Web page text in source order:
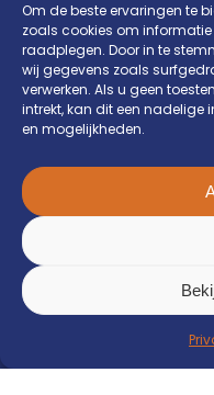
Om de beste ervaringen te
zoals cookies om
raadplegen. Door in te
wij gegevens zoals
verwerken. Als u geen
intrekt, kan dit een nadelige
en mogelijkheden.